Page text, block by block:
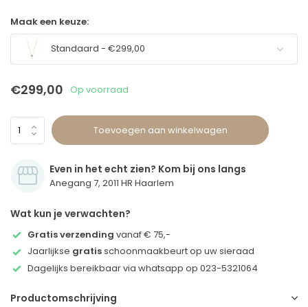
Maak een keuze:
Standaard - €299,00
€299,00 Op voorraad
Toevoegen aan winkelwagen
Even in het echt zien? Kom bij ons langs
Anegang 7, 2011 HR Haarlem
Wat kun je verwachten?
Gratis verzending vanaf € 75,-
Jaarlijkse gratisschoonmaakbeurt op uw sieraad
Dagelijks bereikbaar via whatsapp op 023-5321064
Productomschrijving